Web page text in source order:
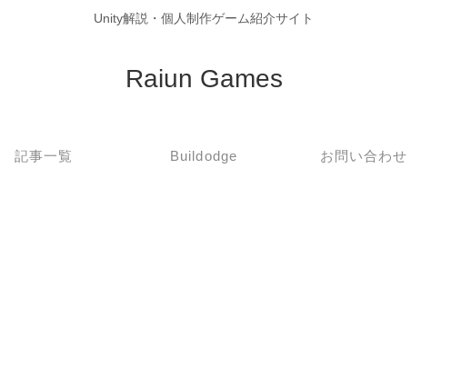
Unity解説・個人制作ゲーム紹介サイト
Raiun Games
記事一覧 Buildodge お問い合わせ